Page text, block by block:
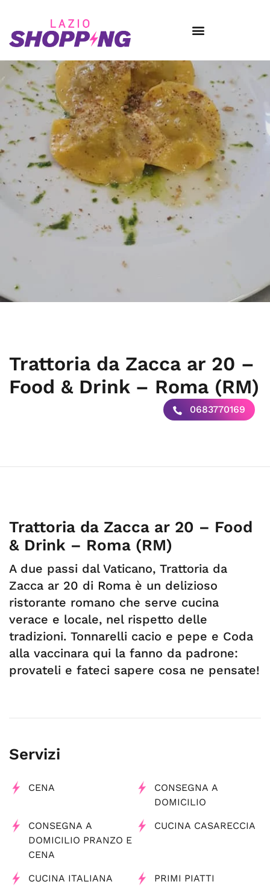
Trattoria da Zacca ar 20 –
Food & Drink – Roma (RM)
0683770169
Trattoria da Zacca ar 20 – Food
& Drink – Roma (RM)
A due passi dal Vaticano, Trattoria da
Zacca ar 20 di Roma è un delizioso
ristorante romano che serve cucina
verace e locale, nel rispetto delle
tradizioni. Tonnarelli cacio e pepe e Coda
alla vaccinara qui la fanno da padrone:
provateli e fateci sapere cosa ne pensate!
Servizi
CENA
CONSEGNA A
DOMICILIO
CONSEGNA A
DOMICILIO PRANZO E
CENA
CUCINA CASARECCIA
CUCINA ITALIANA PRIMI PIATTI